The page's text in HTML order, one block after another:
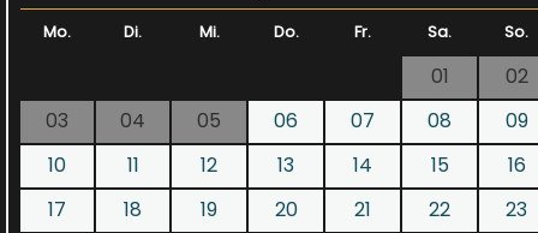
Mo. Di. Mi. Do. Fr. Sa. So.
01
02
03
04 05 06 07 08
09
10
11 12 13 14 15
16
17
18 19 20 21 22
23